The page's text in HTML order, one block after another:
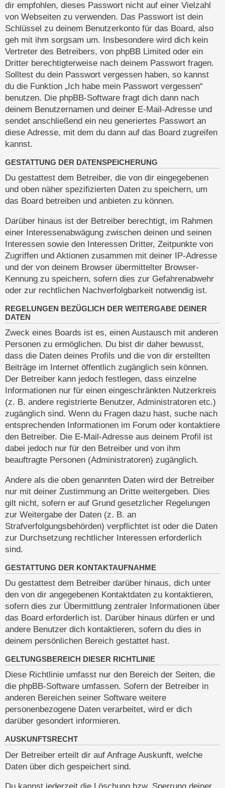
dir empfohlen, dieses Passwort nicht auf einer Vielzahl
von Webseiten zu verwenden. Das Passwort ist dein
Schlüssel zu deinem Benutzerkonto für das Board, also
geh mit ihm sorgsam um. Insbesondere wird dich kein
Vertreter des Betreibers, von phpBB Limited oder ein
Dritter berechtigterweise nach deinem Passwort fragen.
Solltest du dein Passwort vergessen haben, so kannst
du die Funktion „Ich habe mein Passwort vergessen“
benutzen. Die phpBB-Software fragt dich dann nach
deinem Benutzernamen und deiner E-Mail-Adresse und
sendet anschließend ein neu generiertes Passwort an
diese Adresse, mit dem du dann auf das Board zugreifen
kannst.
GESTATTUNG DER DATENSPEICHERUNG
Du gestattest dem Betreiber, die von dir eingegebenen
und oben näher spezifizierten Daten zu speichern, um
das Board betreiben und anbieten zu können.
Darüber hinaus ist der Betreiber berechtigt, im Rahmen
einer Interessenabwägung zwischen deinen und seinen
Interessen sowie den Interessen Dritter, Zeitpunkte von
Zugriffen und Aktionen zusammen mit deiner IP-Adresse
und der von deinem Browser übermittelter Browser-
Kennung zu speichern, sofern dies zur Gefahrenabwehr
oder zur rechtlichen Nachverfolgbarkeit notwendig ist.
REGELUNGEN BEZÜGLICH DER WEITERGABE DEINER
DATEN
Zweck eines Boards ist es, einen Austausch mit anderen
Personen zu ermöglichen. Du bist dir daher bewusst,
dass die Daten deines Profils und die von dir erstellten
Beiträge im Internet öffentlich zugänglich sein können.
Der Betreiber kann jedoch festlegen, dass einzelne
Informationen nur für einen eingeschränkten Nutzerkreis
(z. B. andere registrierte Benutzer, Administratoren etc.)
zugänglich sind. Wenn du Fragen dazu hast, suche nach
entsprechenden Informationen im Forum oder kontaktiere
den Betreiber. Die E-Mail-Adresse aus deinem Profil ist
dabei jedoch nur für den Betreiber und von ihm
beauftragte Personen (Administratoren) zugänglich.
Andere als die oben genannten Daten wird der Betreiber
nur mit deiner Zustimmung an Dritte weitergeben. Dies
gilt nicht, sofern er auf Grund gesetzlicher Regelungen
zur Weitergabe der Daten (z. B. an
Strafverfolgungsbehörden) verpflichtet ist oder die Daten
zur Durchsetzung rechtlicher Interessen erforderlich
sind.
GESTATTUNG DER KONTAKTAUFNAHME
Du gestattest dem Betreiber darüber hinaus, dich unter
den von dir angegebenen Kontaktdaten zu kontaktieren,
sofern dies zur Übermittlung zentraler Informationen über
das Board erforderlich ist. Darüber hinaus dürfen er und
andere Benutzer dich kontaktieren, sofern du dies in
deinem persönlichen Bereich gestattet hast.
GELTUNGSBEREICH DIESER RICHTLINIE
Diese Richtlinie umfasst nur den Bereich der Seiten, die
die phpBB-Software umfassen. Sofern der Betreiber in
anderen Bereichen seiner Software weitere
personenbezogene Daten verarbeitet, wird er dich
darüber gesondert informieren.
AUSKUNFTSRECHT
Der Betreiber erteilt dir auf Anfrage Auskunft, welche
Daten über dich gespeichert sind.